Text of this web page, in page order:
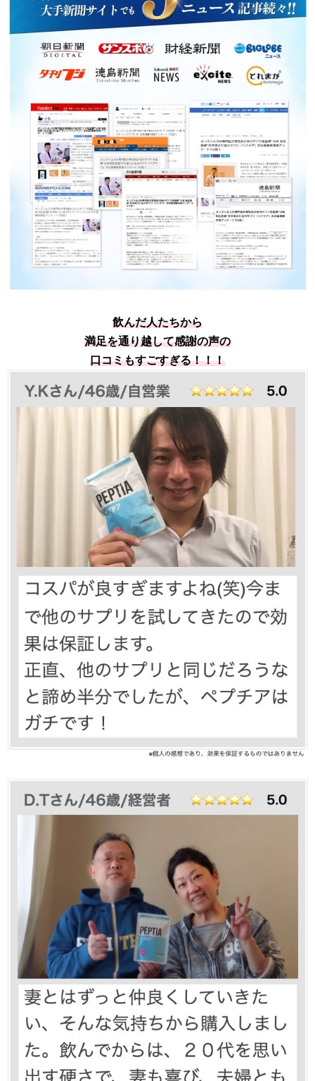
飲んだ人たちから
満足を通り越して感謝の声の
口コミもすごすぎる！！！